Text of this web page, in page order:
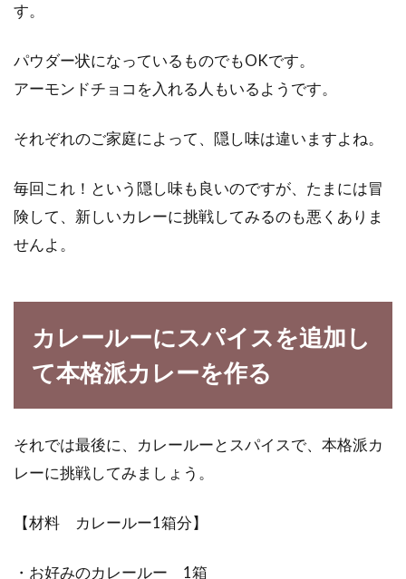
す。
パウダー状になっているものでもOKです。
アーモンドチョコを入れる人もいるようです。
それぞれのご家庭によって、隠し味は違いますよね。
毎回これ！という隠し味も良いのですが、たまには冒
険して、新しいカレーに挑戦してみるのも悪くありま
せんよ。
カレールーにスパイスを追加し
て本格派カレーを作る
それでは最後に、カレールーとスパイスで、本格派カ
レーに挑戦してみましょう。
【材料 カレールー1箱分】
・お好みのカレールー 1箱